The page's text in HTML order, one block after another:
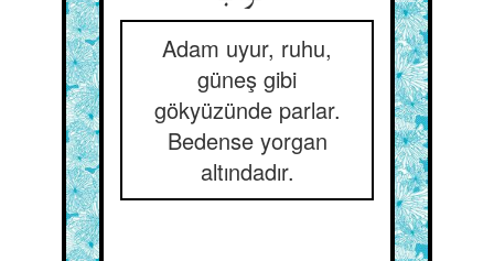
Adam uyur, ruhu,
güneş gibi
gökyüzünde parlar.
Bedense yorgan
altındadır.